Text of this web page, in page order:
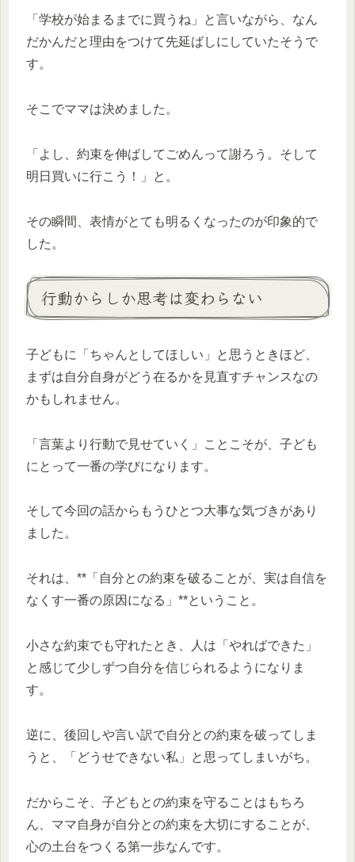
「学校が始まるまでに買うね」と言いながら、なん
だかんだと理由をつけて先延ばしにしていたそうで
す。
そこでママは決めました。
「よし、約束を伸ばしてごめんって謝ろう。そして
明日買いに行こう！」と。
その瞬間、表情がとても明るくなったのが印象的で
した。
行動からしか思考は変わらない
子どもに「ちゃんとしてほしい」と思うときほど、
まずは自分自身がどう在るかを見直すチャンスなの
かもしれません。
「言葉より行動で見せていく」ことこそが、子ども
にとって一番の学びになります。
そして今回の話からもうひとつ大事な気づきがあり
ました。
それは、**「自分との約束を破ることが、実は自信を
なくす一番の原因になる」**ということ。
小さな約束でも守れたとき、人は「やればできた」
と感じて少しずつ自分を信じられるようになりま
す。
逆に、後回しや言い訳で自分との約束を破ってしま
うと、「どうせできない私」と思ってしまいがち。
だからこそ、子どもとの約束を守ることはもちろ
ん、ママ自身が自分との約束を大切にすることが、
心の土台をつくる第一歩なんです。